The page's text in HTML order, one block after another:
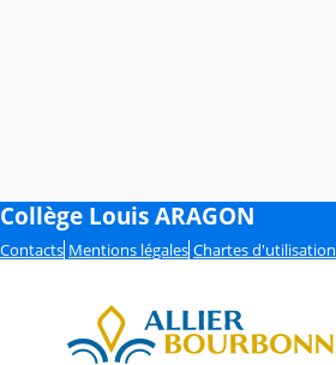
Collège Louis ARAGON
Contacts Mentions légales Chartes d'utilisation